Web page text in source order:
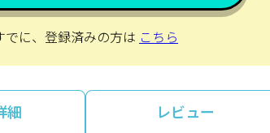
でに、登録済みの方は こちら
細 レビュー